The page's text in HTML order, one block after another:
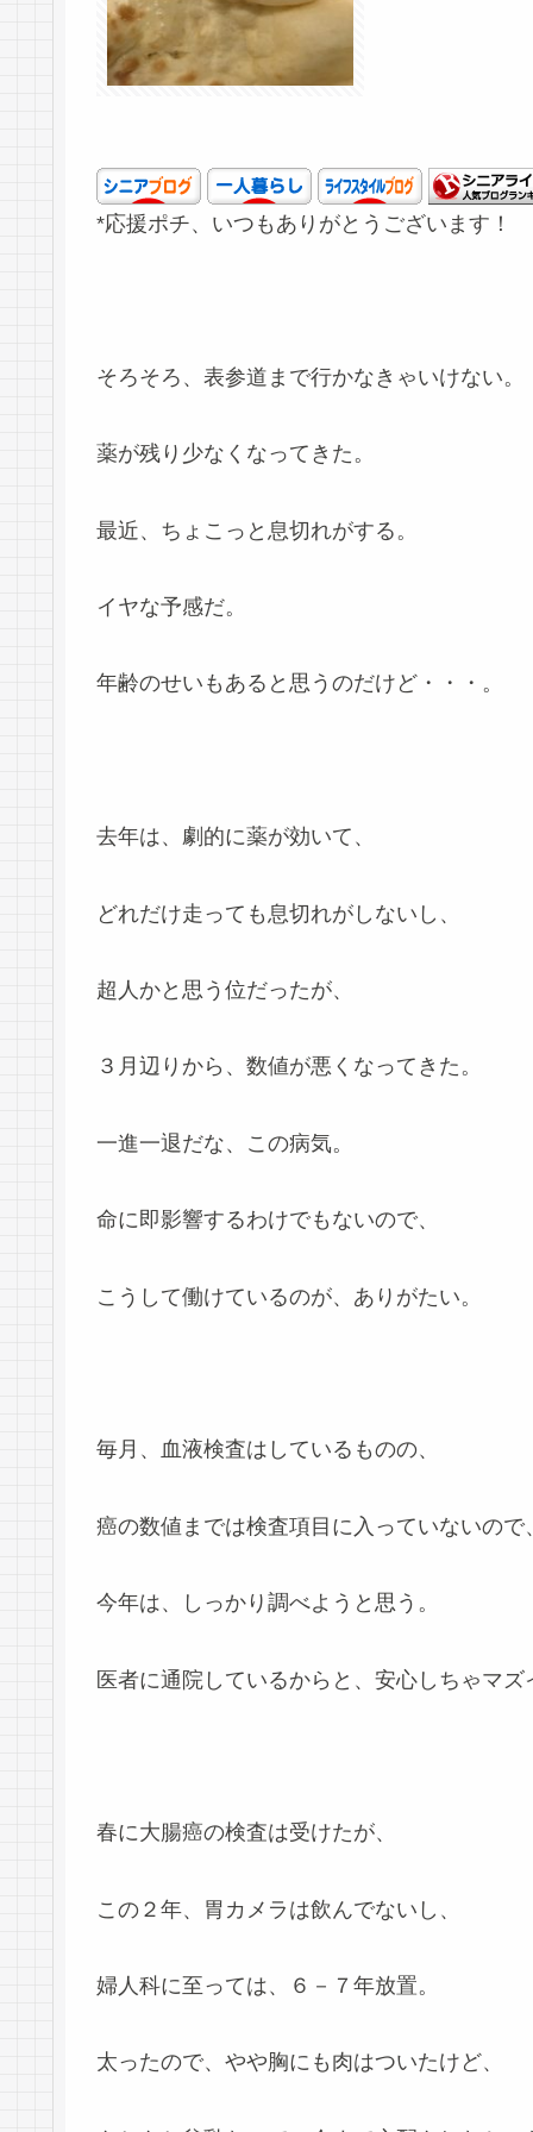
*応援ポチ、いつもありがとうございます！
そろそろ、表参道まで行かなきゃいけない。
薬が残り少なくなってきた。
最近、ちょこっと息切れがする。
イヤな予感だ。
年齢のせいもあると思うのだけど・・・。
去年は、劇的に薬が効いて、
どれだけ走っても息切れがしないし、
超人かと思う位だったが、
３月辺りから、数値が悪くなってきた。
一進一退だな、この病気。
命に即影響するわけでもないので、
こうして働けているのが、ありがたい。
毎月、血液検査はしているものの、
癌の数値までは検査項目に入っていないので
今年は、しっかり調べようと思う。
医者に通院しているからと、安心しちゃマズ
春に大腸癌の検査は受けたが、
この２年、胃カメラは飲んでないし、
婦人科に至っては、６－７年放置。
太ったので、やや胸にも肉はついたけど、